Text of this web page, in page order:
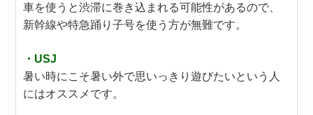
車を使うと渋滞に巻き込まれる可能性があるので、
新幹線や特急踊り子号を使う方が無難です。
・USJ
暑い時にこそ暑い外で思いっきり遊びたいという人
にはオススメです。